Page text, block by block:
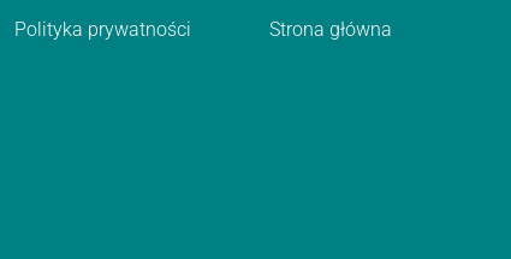
Polityka prywatności
Strona główna